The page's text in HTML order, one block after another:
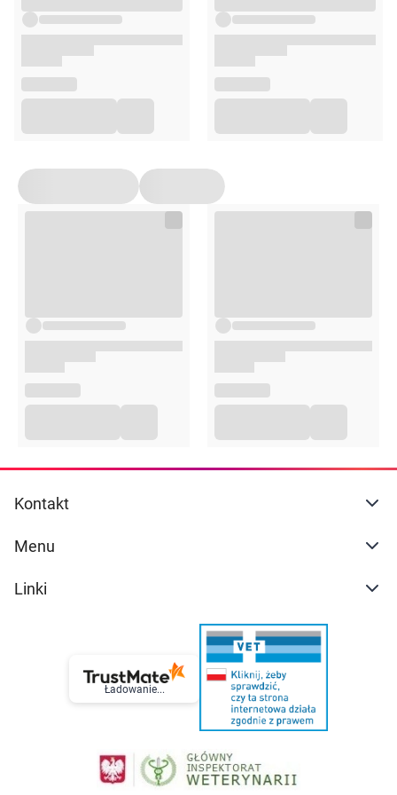
Acid, Cetyl Alcohol, Myristyl Alcohol, Lauryl Alcohol,
Caprylyl Glycol, Pentylene Glycol, Butylene Glycol, Sodium
Acrylate/Sodium Acryloyldimethyl Taurate Copolymer,
Dimethicone Crosspolymer, Polysorbate 80,
Phenoxyethanol, Ethylhexylglycerin, Parfum, Tetramethyl
Stosuj rano i wieczorem na oczyszczoną skórę twarzy i
szyi.
Kontakt
Menu
Linki
Ładowanie...